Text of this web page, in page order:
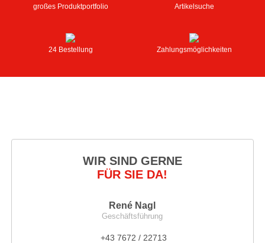
großes Produktportfolio Artikelsuche
24 Bestellung Zahlungsmöglichkeiten
WIR SIND GERNE
FÜR SIE DA!
René Nagl
Geschäftsführung
+43 7672 / 22713